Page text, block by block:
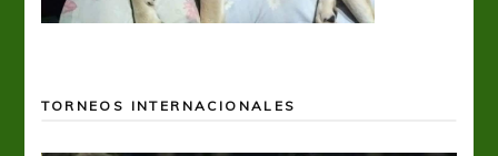
TORNEOS INTERNACIONALES